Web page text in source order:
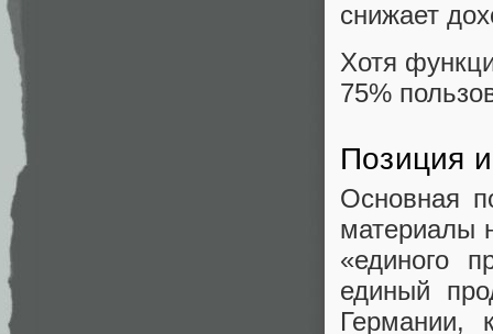
снижает
Хотя
75%
Позиция
Основная
материалы
«единого
единый
Германии,